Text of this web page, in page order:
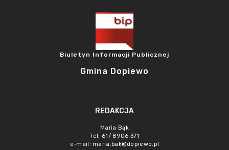
Biuletyn Informacji Publicznej
Gmina Dopiewo
REDAKCJA
Maria Bąk
Tel. 61/ 8906 371
e-mail: maria.bak@dopiewo.pl